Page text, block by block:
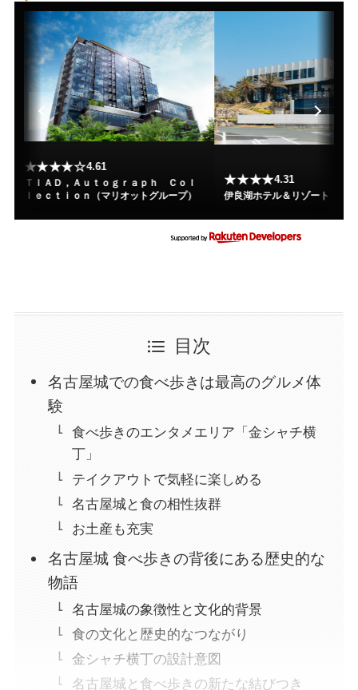
★★★★☆4.61
ＴＩＡＤ，Ａｕｔｏｇｒａｐｈ Ｃｏｌ
ｌｅｃｔｉｏｎ（マリオットグループ）
★★★★4.31
伊良湖ホテル＆リゾート
目次
名古屋城での食べ歩きは最高のグルメ体
験
食べ歩きのエンタメエリア「金シャチ横
丁」
テイクアウトで気軽に楽しめる
名古屋城と食の相性抜群
お土産も充実
名古屋城 食べ歩きの背後にある歴史的な
物語
名古屋城の象徴性と文化的背景
食の文化と歴史的なつながり
金シャチ横丁の設計意図
名古屋城と食べ歩きの新たな結びつき